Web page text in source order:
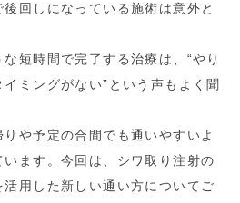
回しになっている施術は意外と
短時間で完了する治療は、“やり
ミングがない”という声もよく聞
や予定の合間でも通いやすいよ
ます。今回は、シワ取り注射の
用した新しい通い方についてご